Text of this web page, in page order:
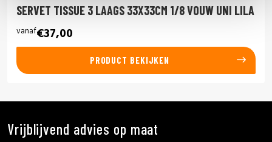
SERVET TISSUE 3 LAAGS 33X33CM 1/8 VOUW UNI LILA
vanaf€37,00
PRODUCT BEKIJKEN
Vrijblijvend advies op maat